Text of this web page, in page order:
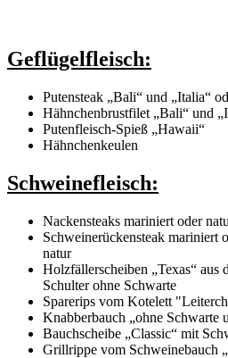
Geflügelfleisch:
Putensteak „Bali“ und „Italia“
Hähnchenbrustfilet „Bali“ und
Putenfleisch-Spieß „Hawaii“
Hähnchenkeulen
Schweinefleisch:
Nackensteaks mariniert oder
Schweinerückensteak mariniert
natur
Holzfällerscheiben „Texas“ aus
Schulter ohne Schwarte
Sparerips vom Kotelett
Knabberbauch „ohne Schwarte
Bauchscheibe „Classic“ mit
Grillrippe vom Schweinebauch